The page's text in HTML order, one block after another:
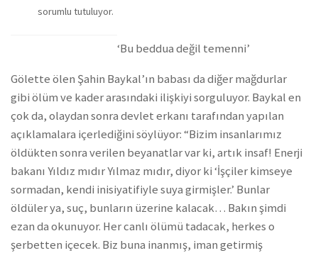
sorumlu tutuluyor.
‘Bu beddua değil temenni’
Gölette ölen Şahin Baykal’ın babası da diğer mağdurlar
gibi ölüm ve kader arasındaki ilişkiyi sorguluyor. Baykal en
çok da, olaydan sonra devlet erkanı tarafından yapılan
açıklamalara içerlediğini söylüyor: “Bizim insanlarımız
öldükten sonra verilen beyanatlar var ki, artık insaf! Enerji
bakanı Yıldız mıdır Yılmaz mıdır, diyor ki ‘İşçiler kimseye
sormadan, kendi inisiyatifiyle suya girmişler.’ Bunlar
öldüler ya, suç, bunların üzerine kalacak… Bakın şimdi
ezan da okunuyor. Her canlı ölümü tadacak, herkes o
şerbetten içecek. Biz buna inanmış, iman getirmiş